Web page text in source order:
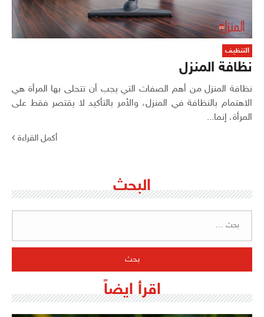
التنظيف
نظافة المنزل
نظافة المنزل من أهم الصفات التي يجب أن تتحلى بها المرأة هي
الاهتمام بالنظافة في المنزل، والأمر بالتأكيد لا يقتصر فقط على
المرأة، إنما...
أكمل القراءة
البحث
اقرأ ايضاً